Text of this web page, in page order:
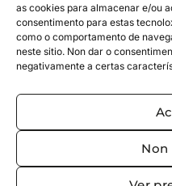
as cookies para almacenar e/ou
consentimento para estas
como o comportamento de
neste sitio. Non dar o
negativamente a certas
Non
Aviso legal e política de